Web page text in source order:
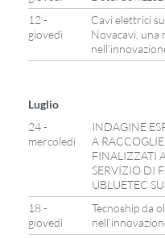
12 -
giovedì
Cavi elettrici
Novacavi, una
Luglio
24 -
mercoledì
INDAGINE
A
FINALIZZATI
SERVIZIO DI
UBLUETEC
18 -
giovedì
Tecnoship da